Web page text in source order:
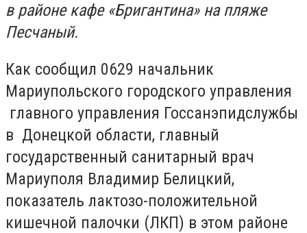
в районе кафе «Бригантина» на пляже
Песчаный.
Как сообщил 0629 начальник
Мариупольского городского управления
главного управления Госсанэпидслужбы
в Донецкой области, главный
государственный санитарный врач
Мариуполя Владимир Белицкий,
показатель лактозо-положительной
кишечной палочки (ЛКП) в этом районе